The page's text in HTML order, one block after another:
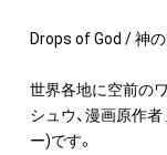
Drops of God / 神
世界各地に空前の
シュウ、漫画原作者
ー)です。